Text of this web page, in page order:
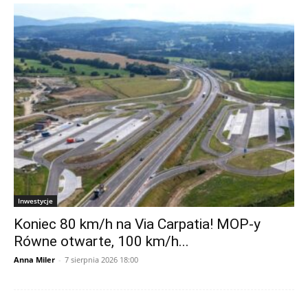
Inwestycje
Koniec 80 km/h na Via Carpatia! MOP-y
Równe otwarte, 100 km/h...
Anna Miler - 7 sierpnia 2026 18:00